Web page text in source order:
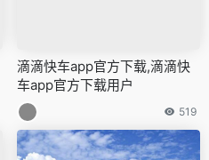
滴滴快车app官方下载,滴滴快
车app官方下载用户
519